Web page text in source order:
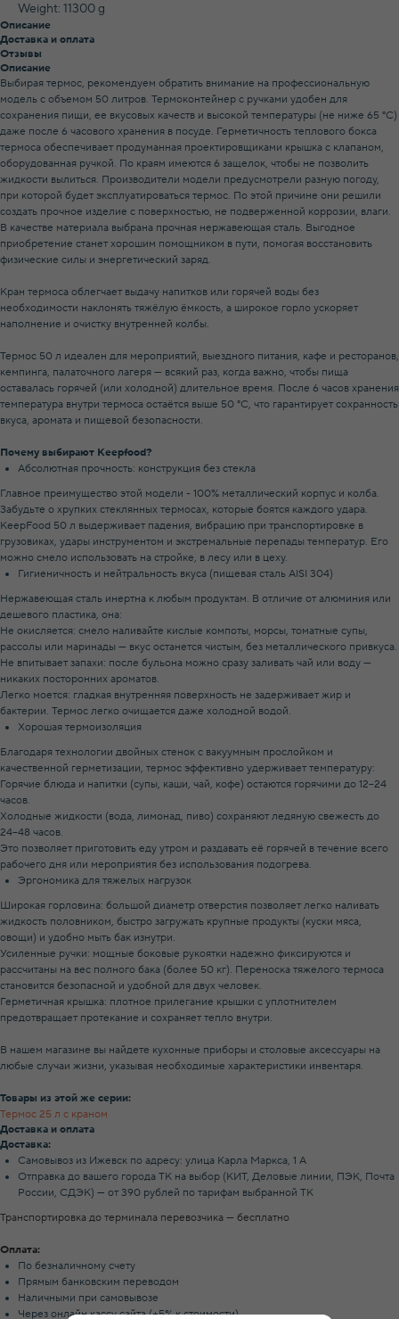
Weight: 11300 g
Описание
Доставка и оплата
Отзывы
Описание
Выбирая термос, рекомендуем обратить внимание на профессиональную
модель с объемом 50 литров. Термоконтейнер с ручками удобен для
сохранения пищи, ее вкусовых качеств и высокой температуры (не ниже 65 °С)
даже после 6 часового хранения в посуде. Герметичность теплового бокса
термоса обеспечивает продуманная проектировщиками крышка с клапаном,
оборудованная ручкой. По краям имеются 6 защелок, чтобы не позволить
жидкости вылиться. Производители модели предусмотрели разную погоду,
при которой будет эксплуатироваться термос. По этой причине они решили
создать прочное изделие с поверхностью, не подверженной коррозии, влаги.
В качестве материала выбрана прочная нержавеющая сталь. Выгодное
приобретение станет хорошим помощником в пути, помогая восстановить
физические силы и энергетический заряд.
Кран термоса облегчает выдачу напитков или горячей воды без
необходимости наклонять тяжёлую ёмкость, а широкое горло ускоряет
наполнение и очистку внутренней колбы.
Термос 50 л идеален для мероприятий, выездного питания, кафе и ресторанов,
кемпинга, палаточного лагеря — всякий раз, когда важно, чтобы пища
оставалась горячей (или холодной) длительное время. После 6 часов хранения
температура внутри термоса остаётся выше 50 °C, что гарантирует сохранность
вкуса, аромата и пищевой безопасности.
Почему выбирают Keepfood?
Абсолютная прочность: конструкция без стекла
Главное преимущество этой модели - 100% металлический корпус и колба.
Забудьте о хрупких стеклянных термосах, которые боятся каждого удара.
KeepFood 50 л выдерживает падения, вибрацию при транспортировке в
грузовиках, удары инструментом и экстремальные перепады температур. Его
можно смело использовать на стройке, в лесу или в цеху.
Гигиеничность и нейтральность вкуса (пищевая сталь AISI 304)
Нержавеющая сталь инертна к любым продуктам. В отличие от алюминия или
дешевого пластика, она:
Не окисляется: смело наливайте кислые компоты, морсы, томатные супы,
рассолы или маринады — вкус останется чистым, без металлического привкуса.
Не впитывает запахи: после бульона можно сразу заливать чай или воду —
никаких посторонних ароматов.
Легко моется: гладкая внутренняя поверхность не задерживает жир и
бактерии. Термос легко очищается даже холодной водой.
Хорошая термоизоляция
Благодаря технологии двойных стенок с вакуумным прослойком и
качественной герметизации, термос эффективно удерживает температуру:
Горячие блюда и напитки (супы, каши, чай, кофе) остаются горячими до 12–24
часов.
Холодные жидкости (вода, лимонад, пиво) сохраняют ледяную свежесть до
24–48 часов.
Это позволяет приготовить еду утром и раздавать её горячей в течение всего
рабочего дня или мероприятия без использования подогрева.
Эргономика для тяжелых нагрузок
Широкая горловина: большой диаметр отверстия позволяет легко наливать
жидкость половником, быстро загружать крупные продукты (куски мяса,
овощи) и удобно мыть бак изнутри.
Усиленные ручки: мощные боковые рукоятки надежно фиксируются и
рассчитаны на вес полного бака (более 50 кг). Переноска тяжелого термоса
становится безопасной и удобной для двух человек.
Герметичная крышка: плотное прилегание крышки с уплотнителем
предотвращает протекание и сохраняет тепло внутри.
В нашем магазине вы найдете кухонные приборы и столовые аксессуары на
любые случаи жизни, указывая необходимые характеристики инвентаря.
Товары из этой же серии:
Термос 25 л с краном
Доставка и оплата
Доставка:
Самовывоз из Ижевск по адресу: улица Карла Маркса, 1 А
Отправка до вашего города ТК на выбор (КИТ, Деловые линии, ПЭК, Почта
России, СДЭК) — от 390 рублей по тарифам выбранной ТК
Транспортировка до терминала перевозчика — бесплатно
Оплата:
По безналичному счету
Прямым банковским переводом
Наличными при самовывозе
Через онлайн кассу сайта (+5% к стоимости)